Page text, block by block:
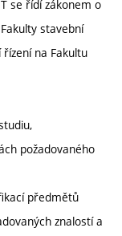
se řídí zákonem o
stavební
na Fakultu
požadovaného
předmětů
znalostí a